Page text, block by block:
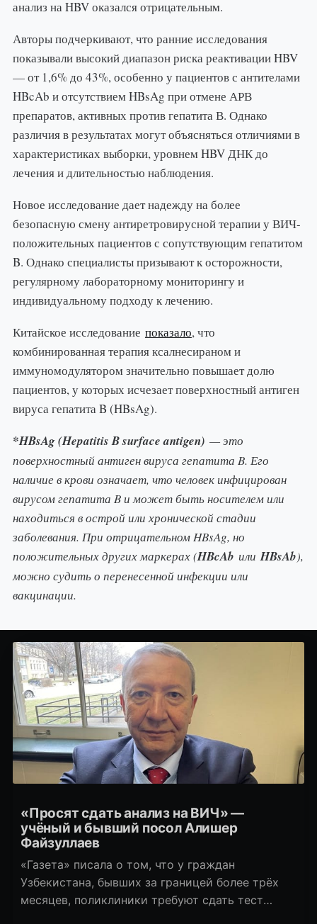
анализ на HBV оказался отрицательным.
Авторы подчеркивают, что ранние исследования
показывали высокий диапазон риска реактивации HBV
— от 1,6% до 43%, особенно у пациентов с антителами
HBcAb и отсутствием HBsAg при отмене АРВ
препаратов, активных против гепатита В. Однако
различия в результатах могут объясняться отличиями в
характеристиках выборки, уровнем HBV ДНК до
лечения и длительностью наблюдения.
Новое исследование дает надежду на более
безопасную смену антиретровирусной терапии у ВИЧ-
положительных пациентов с сопутствующим гепатитом
B. Однако специалисты призывают к осторожности,
регулярному лабораторному мониторингу и
индивидуальному подходу к лечению.
Китайское исследование показало, что
комбинированная терапия ксалнесираном и
иммуномодулятором значительно повышает долю
пациентов, у которых исчезает поверхностный антиген
вируса гепатита B (HBsAg).
*HBsAg (Hepatitis B surface antigen) — это
поверхностный антиген вируса гепатита B. Его
наличие в крови означает, что человек инфицирован
вирусом гепатита B и может быть носителем или
находиться в острой или хронической стадии
заболевания. При отрицательном HBsAg, но
положительных других маркерах (HBcAb илиHBsAb),
можно судить о перенесенной инфекции или
вакцинации.
«Просят сдать анализ на ВИЧ» —
учёный и бывший посол Алишер
Файзуллаев
«Газета» писала о том, что у граждан
Узбекистана, бывших за границей более трёх
месяцев, поликлиники требуют сдать тест